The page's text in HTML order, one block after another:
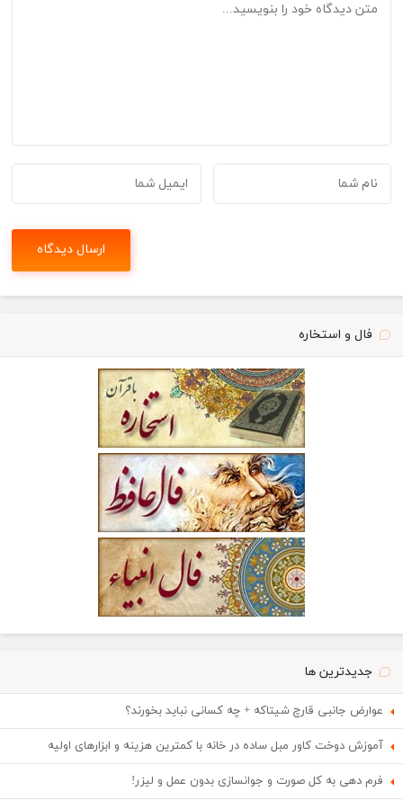
فال و استخاره
جدیدترین ها
عوارض جانبی قارچ شیتاکه + چه کسانی نباید بخورند؟
آموزش دوخت کاور مبل ساده در خانه با کمترین هزینه و ابزارهای اولیه
فرم دهی به کل صورت و جوانسازی بدون عمل و لیزر!